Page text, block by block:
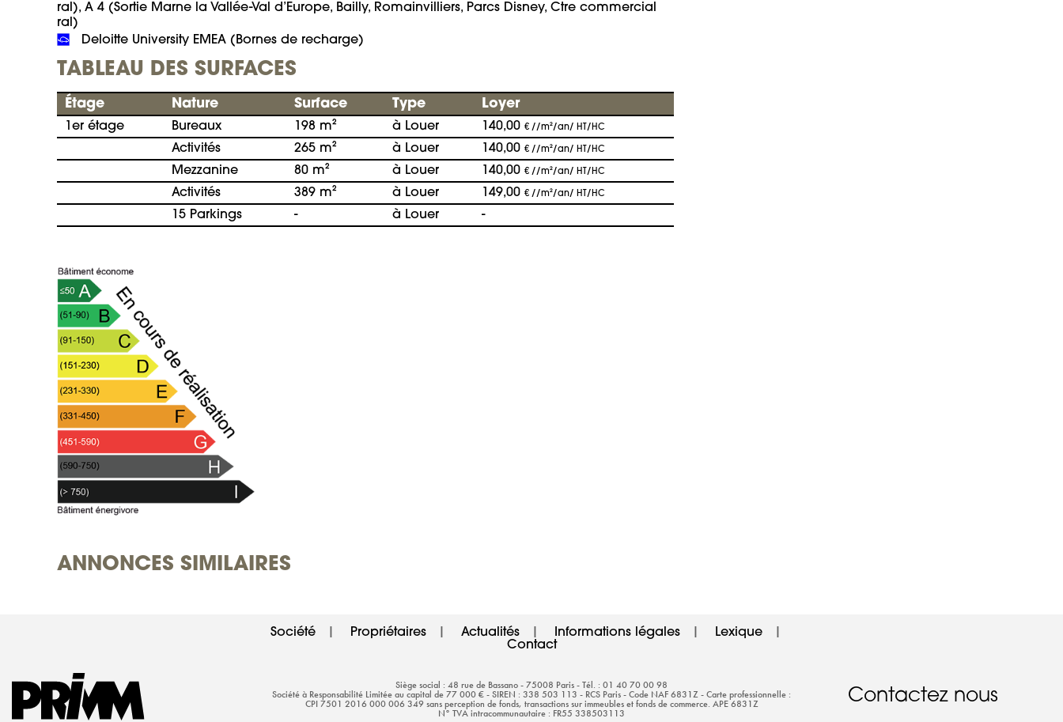
ral), A 4 (Sortie Marne la Vallée-Val d’Europe, Bailly, Romainvilliers, Parcs Disney, Ctre commercial
Deloitte University EMEA (Bornes de recharge)
TABLEAU DES SURFACES
Étage Nature Surface Type Loyer
1er étage Bureaux 198 m² à Louer 140,00 € //m²/an/ HT/HC
Activités 265 m² à Louer 140,00 € //m²/an/ HT/HC
Mezzanine 80 m² à Louer 140,00 € //m²/an/ HT/HC
Activités 389 m² à Louer 149,00 € //m²/an/ HT/HC
15 Parkings - à Louer -
ANNONCES SIMILAIRES
Société Propriétaires Actualités Informations légales Lexique
Contact
Siège social : 48 rue de Bassano - 75008 Paris - Tél. : 01 40 70 00 98
Société à Responsabilité Limitée au capital de 77 000 € - SIREN : 338 503 113 - RCS Paris - Code NAF 6831Z - Carte professionnelle :
CPI 7501 2016 000 006 349 sans perception de fonds, transactions sur immeubles et fonds de commerce. APE 6831Z
N° TVA intracommunautaire : FR55 338503113
Contactez nous